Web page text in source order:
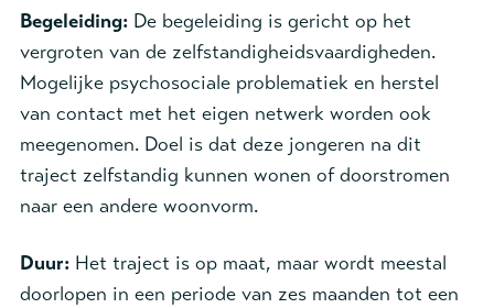
Begeleiding: De begeleiding is gericht op het
vergroten van de zelfstandigheidsvaardigheden.
Mogelijke psychosociale problematiek en herstel
van contact met het eigen netwerk worden ook
meegenomen. Doel is dat deze jongeren na dit
traject zelfstandig kunnen wonen of doorstromen
naar een andere woonvorm.
Duur: Het traject is op maat, maar wordt meestal
doorlopen in een periode van zes maanden tot een